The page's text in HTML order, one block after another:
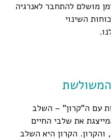
מושלם להתחבר לאנרגיה
השינוי
עם ה"קרון" – השלב
את שלבי החיים
הקרון היא השלב